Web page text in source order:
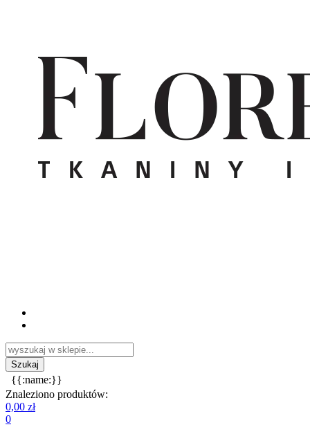
{{:name:}}
Znaleziono produktów:
0,00 zł
0